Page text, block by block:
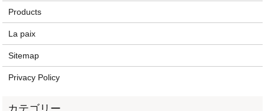
Products
La paix
Sitemap
Privacy Policy